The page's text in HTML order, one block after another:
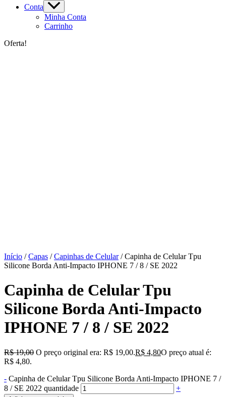
Conta
Minha Conta
Carrinho
Oferta!
Início /Capas /Capinhas de Celular/ Capinha de Celular Tpu
Silicone Borda Anti-Impacto IPHONE 7 / 8 / SE 2022
Capinha de Celular Tpu
Silicone Borda Anti-Impacto
IPHONE 7 / 8 / SE 2022
R$19,00 O preço original era: R$ 19,00.R$ 4,80O preço atual é:
R$ 4,80.
- Capinha de Celular Tpu Silicone Borda Anti-Impacto IPHONE 7 /
8 / SE 2022 quantidade
+